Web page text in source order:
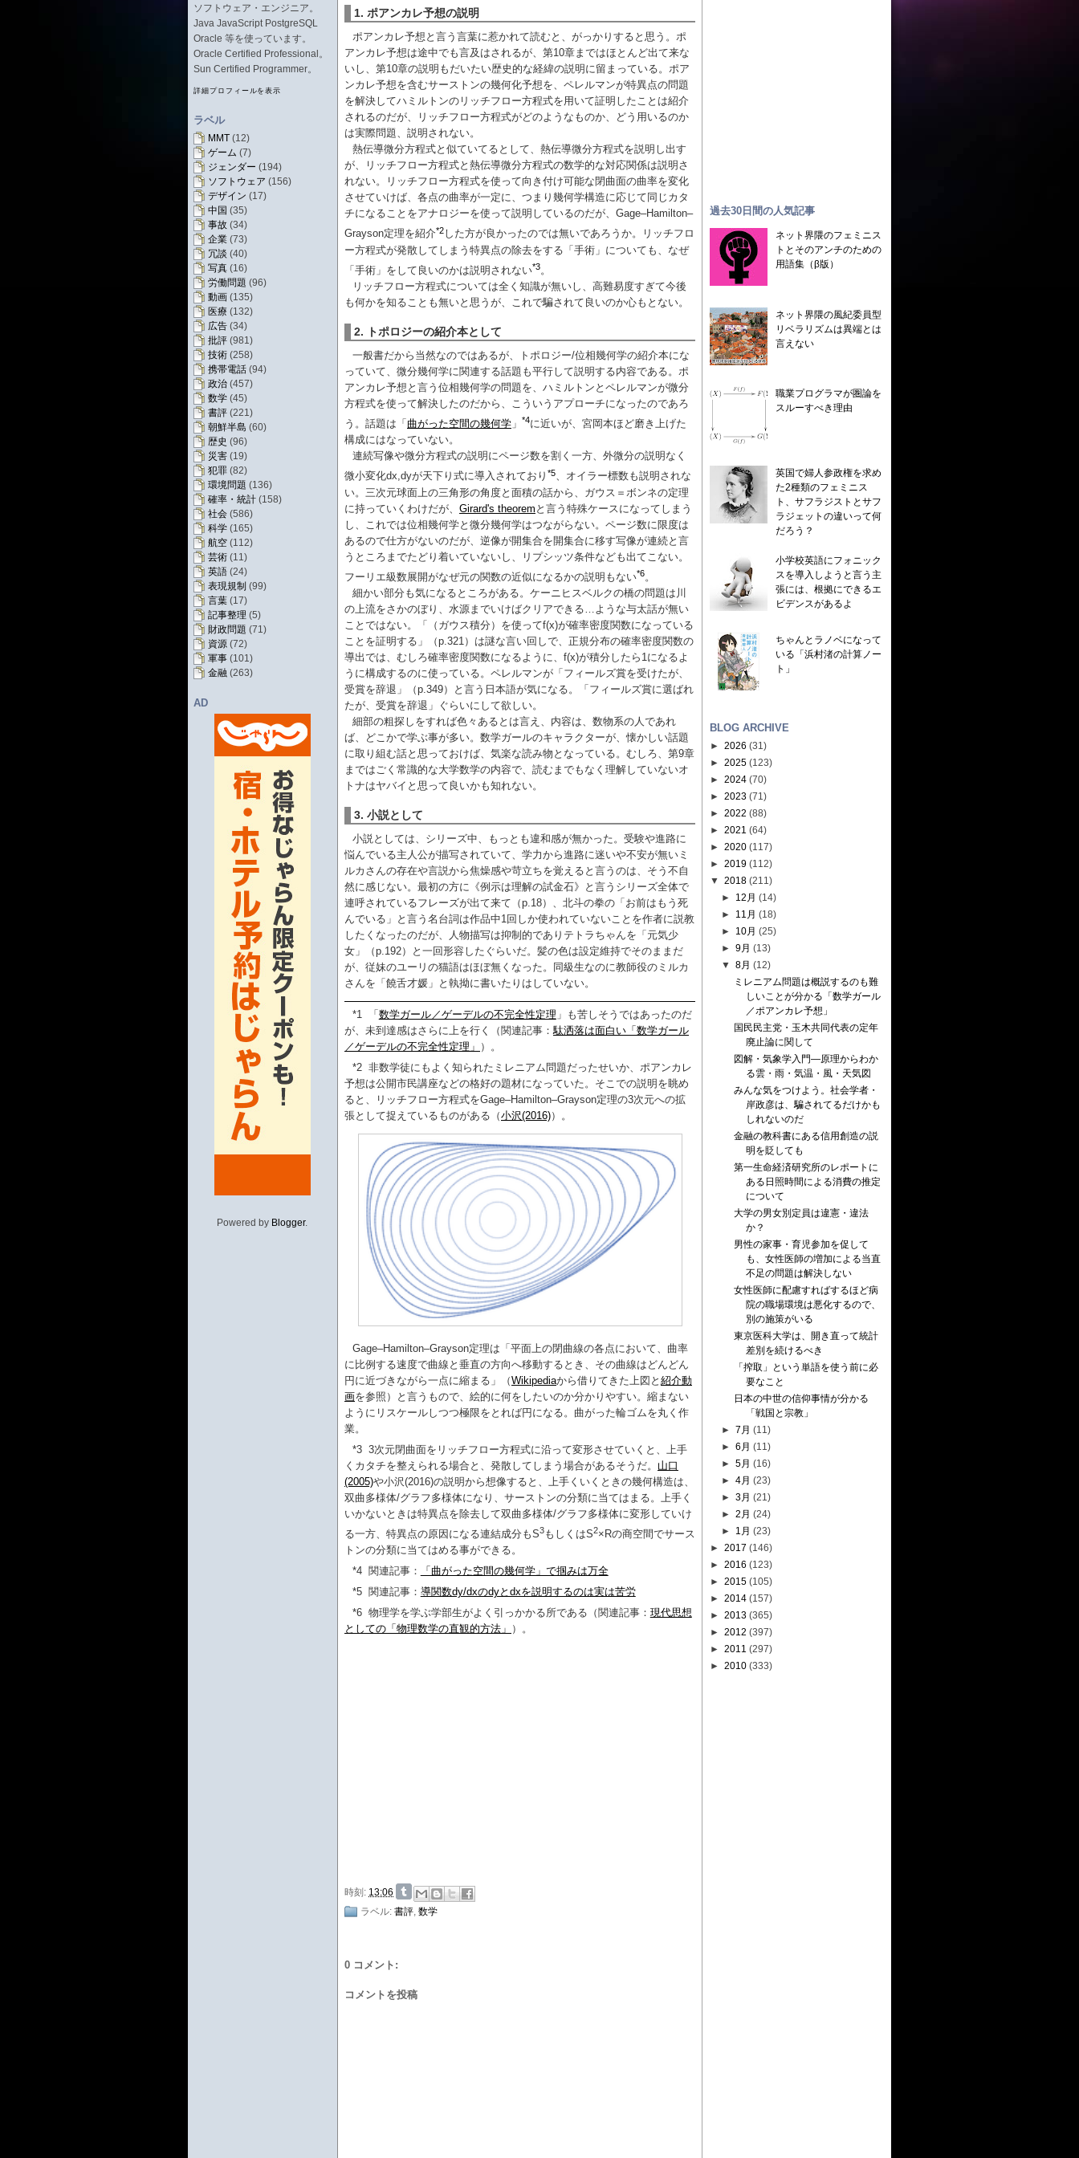
ソフトウェア・エンジニア。
Java JavaScript PostgreSQL
Oracle 等を使っています。
Oracle Certified Professional。
Sun Certified Programmer。
詳細プロフィールを表示
ラベル
MMT (12)
ゲーム (7)
ジェンダー (194)
ソフトウェア (156)
デザイン (17)
中国 (35)
事故 (34)
企業 (73)
冗談 (40)
写真 (16)
労働問題 (96)
動画 (135)
医療 (132)
広告 (34)
批評 (981)
技術 (258)
携帯電話 (94)
政治 (457)
数学 (45)
書評 (221)
朝鮮半島 (60)
歴史 (96)
災害 (19)
犯罪 (82)
環境問題 (136)
確率・統計 (158)
社会 (586)
科学 (165)
航空 (112)
芸術 (11)
英語 (24)
表現規制 (99)
言葉 (17)
記事整理 (5)
財政問題 (71)
資源 (72)
軍事 (101)
金融 (263)
AD
Powered by Blogger.
1. ポアンカレ予想の説明
ポアンカレ予想と言う言葉に惹かれて読むと、がっかりすると思う。ポ
アンカレ予想は途中でも言及はされるが、第10章まではほとんど出て来な
いし、第10章の説明もだいたい歴史的な経緯の説明に留まっている。ポア
ンカレ予想を含むサーストンの幾何化予想を、ペレルマンが特異点の問題
を解決してハミルトンのリッチフロー方程式を用いて証明したことは紹介
されるのだが、リッチフロー方程式がどのようなものか、どう用いるのか
は実際問題、説明されない。
熱伝導微分方程式と似ていてるとして、熱伝導微分方程式を説明し出す
が、リッチフロー方程式と熱伝導微分方程式の数学的な対応関係は説明さ
れない。リッチフロー方程式を使って向き付け可能な閉曲面の曲率を変化
させていけば、各点の曲率が一定に、つまり幾何学構造に応じて同じカタ
チになることをアナロジーを使って説明しているのだが、Gage–Hamilton–
Grayson定理を紹介*2した方が良かったのでは無いであろうか。リッチフロ
ー方程式が発散してしまう特異点の除去をする「手術」についても、なぜ
「手術」をして良いのかは説明されない*3。
リッチフロー方程式については全く知識が無いし、高難易度すぎて今後
も何かを知ることも無いと思うが、これで騙されて良いのか心もとない。
2. トポロジーの紹介本として
一般書だから当然なのではあるが、トポロジー/位相幾何学の紹介本にな
っていて、微分幾何学に関連する話題も平行して説明する内容である。ポ
アンカレ予想と言う位相幾何学の問題を、ハミルトンとペレルマンが微分
方程式を使って解決したのだから、こういうアプローチになったのであろ
う。話題は「 曲がった空間の幾何学 」 *4に近いが、宮岡本ほど磨き上げた
構成にはなっていない。
連続写像や微分方程式の説明にページ数を割く一方、外微分の説明なく
微小変化dx,dyが天下り式に導入されており *5、オイラー標数も説明されな
い。三次元球面上の三角形の角度と面積の話から、ガウス＝ボンネの定理
に持っていくわけだが、 Girard's theorem と言う特殊ケースになってしまう
し、これでは位相幾何学と微分幾何学はつながらない。ページ数に限度は
あるので仕方がないのだが、逆像が開集合を開集合に移す写像が連続と言
うところまでたどり着いていないし、リプシッツ条件なども出てこない。
フーリエ級数展開がなぜ元の関数の近似になるかの説明もない*6。
細かい部分も気になるところがある。ケーニヒスベルクの橋の問題は川
の上流をさかのぼり、水源までいけばクリアできる…ような与太話が無い
ことではない。「（ガウス積分）を使ってf(x)が確率密度関数になっている
ことを証明する」（p.321）は謎な言い回しで、正規分布の確率密度関数の
導出では、むしろ確率密度関数になるように、f(x)が積分したら1になるよ
うに構成するのに使っている。ペレルマンが「フィールズ賞を受けたが、
受賞を辞退」（p.349）と言う日本語が気になる。「フィールズ賞に選ばれ
たが、受賞を辞退」ぐらいにして欲しい。
細部の粗探しをすれば色々あるとは言え、内容は、数物系の人であれ
ば、どこかで学ぶ事が多い。数学ガールのキャラクターが、懐かしい話題
に取り組む話と思っておけば、気楽な読み物となっている。むしろ、第9章
まではごく常識的な大学数学の内容で、読むまでもなく理解していないオ
トナはヤバイと思って良いかも知れない。
3. 小説として
小説としては、シリーズ中、もっとも違和感が無かった。受験や進路に
悩んでいる主人公が描写されていて、学力から進路に迷いや不安が無いミ
ルカさんの存在や言説から焦燥感や苛立ちを覚えると言うのは、そう不自
然に感じない。最初の方に《例示は理解の試金石》と言うシリーズ全体で
連呼されているフレーズが出て来て（p.18）、北斗の拳の「お前はもう死
んでいる」と言う名台詞は作品中1回しか使われていないことを作者に説教
したくなったのだが、人物描写は抑制的でありテトラちゃんを「元気少
女」（p.192）と一回形容したぐらいだ。髪の色は設定維持でそのままだ
が、従妹のユーリの猫語はほぼ無くなった。同級生なのに教師役のミルカ
さんを「饒舌才媛」と執拗に書いたりはしていない。
*1 「 数学ガール／ゲーデルの不完全性定理 」も苦しそうではあったのだ
が、未到達感はさらに上を行く（関連記事： 駄洒落は面白い「数学ガール
／ゲーデルの不完全性定理」 ）。
*2 非数学徒にもよく知られたミレニアム問題だったせいか、ポアンカレ
予想は公開市民講座などの格好の題材になっていた。そこでの説明を眺め
ると、リッチフロー方程式をGage–Hamilton–Grayson定理の3次元への拡
張として捉えているものがある（小沢(2016)）。
Gage–Hamilton–Grayson定理は「平面上の閉曲線の各点において、曲率
に比例する速度で曲線と垂直の方向へ移動するとき、その曲線はどんどん
円に近づきながら一点に縮まる」（Wikipediaから借りてきた上図と 紹介動
画を参照）と言うもので、絵的に何をしたいのか分かりやすい。縮まない
ようにリスケールしつつ極限をとれば円になる。曲がった輪ゴムを丸く作
業。
*3 3次元閉曲面をリッチフロー方程式に沿って変形させていくと、上手
くカタチを整えられる場合と、発散してしまう場合があるそうだ。 山口
(2005)や小沢(2016)の説明から想像すると、上手くいくときの幾何構造は、
双曲多様体/グラフ多様体になり、サーストンの分類に当てはまる。上手く
いかないときは特異点を除去して双曲多様体/グラフ多様体に変形していけ
る一方、特異点の原因になる連結成分もS3もしくはS2×Rの商空間でサース
トンの分類に当てはめる事ができる。
*4
関連記事：
「曲がった空間の幾何学」で掴みは万全
*5
関連記事： 導関数dy/dxのdyとdxを説明するのは実は苦労
*6 物理学を学ぶ学部生がよく引っかかる所である（関連記事： 現代思想
としての「物理数学の直観的方法」 ）。
時刻: 13:06
ラベル: 書評, 数学
0 コメント:
コメントを投稿
過去30日間の人気記事
ネット界隈のフェミニス
トとそのアンチのための
用語集（β版）
ネット界隈の風紀委員型
リベラリズムは異端とは
言えない
職業プログラマが圏論を
スルーすべき理由
英国で婦人参政権を求め
た2種類のフェミニス
ト、サフラジストとサフ
ラジェットの違いって何
だろう？
小学校英語にフォニック
スを導入しようと言う主
張には、根拠にできるエ
ビデンスがあるよ
ちゃんとラノベになって
いる「浜村渚の計算ノー
ト」
BLOG ARCHIVE
► 2026 (31)
► 2025 (123)
► 2024 (70)
► 2023 (71)
► 2022 (88)
► 2021 (64)
► 2020 (117)
► 2019 (112)
▼ 2018 (211)
► 12月 (14)
► 11月 (18)
► 10月 (25)
►9月 (13)
▼ 8月 (12)
ミレニアム問題は概説するのも難
しいことが分かる「数学ガール
／ポアンカレ予想」
国民民主党・玉木共同代表の定年
廃止論に関して
図解・気象学入門―原理からわか
る雲・雨・気温・風・天気図
みんな気をつけよう。社会学者・
岸政彦は、騙されてるだけかも
しれないのだ
金融の教科書にある信用創造の説
明を貶しても
第一生命経済研究所のレポートに
ある日照時間による消費の推定
について
大学の男女別定員は違憲・違法
か？
男性の家事・育児参加を促して
も、女性医師の増加による当直
不足の問題は解決しない
女性医師に配慮すればするほど病
院の職場環境は悪化するので、
別の施策がいる
東京医科大学は、開き直って統計
差別を続けるべき
「搾取」という単語を使う前に必
要なこと
日本の中世の信仰事情が分かる
「戦国と宗教」
►7月 (11)
►6月 (11)
►5月 (16)
►4月 (23)
►3月 (21)
►2月 (24)
► 1月 (23)
► 2017 (146)
► 2016 (123)
► 2015 (105)
► 2014 (157)
► 2013 (365)
► 2012 (397)
► 2011 (297)
► 2010 (333)